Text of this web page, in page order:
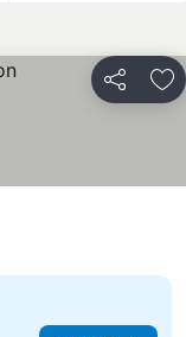
分享 加